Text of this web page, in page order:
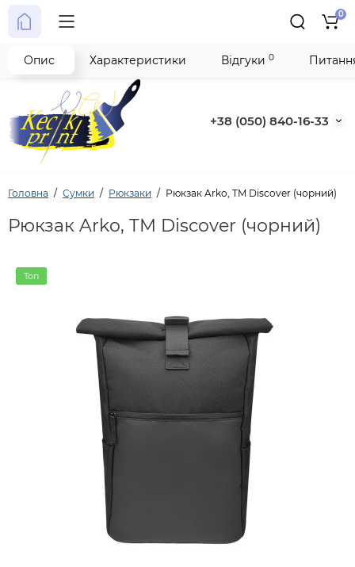
+38 (050) 840-16-33
0
Головна Сумки Рюкзаки Рюкзак Arko, TM Discover (чорний)
Рюкзак Arko, TM Discover (чорний)
Топ
Опис Характеристики Відгуки 0